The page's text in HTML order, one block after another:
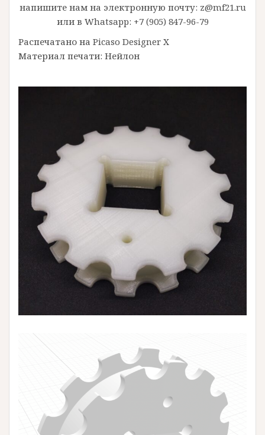
напишите нам на электронную почту: z@mf21.ru
или в Whatsapp: +7 (905) 847-96-79
Распечатано на Picaso Designer X
Материал печати: Нейлон